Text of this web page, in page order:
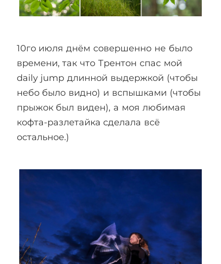
10го июля днём совершенно не было
времени, так что Трентон спас мой
daily jump длинной выдержкой (чтобы
небо было видно) и вспышками (чтобы
прыжок был виден), а моя любимая
кофта-разлетайка сделала всё
остальное.)